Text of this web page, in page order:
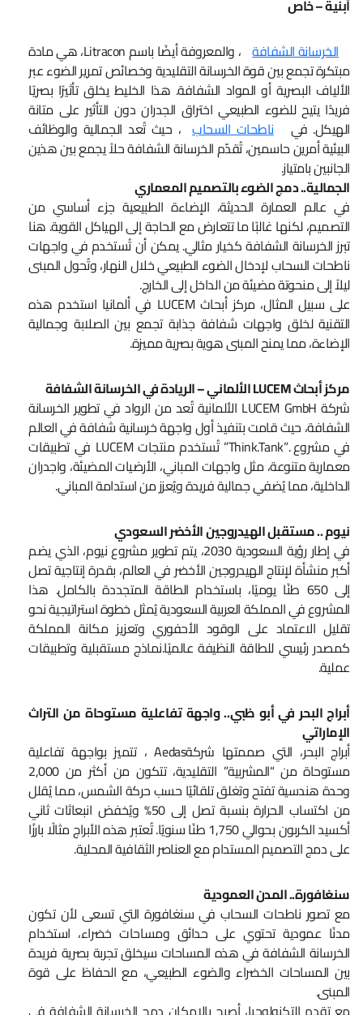
أبنية – خاص
الخرسانة الشفافة
، والمعروفة أيضًا باسم Litracon، هي مادة
مبتكرة تجمع بين قوة الخرسانة التقليدية وخصائص تمرير الضوء عبر
الألياف البصرية أو المواد الشفافة. هذا الخليط يخلق تأثيرًا بصريًا
فريدًا يتيح للضوء الطبيعي اختراق الجدران دون التأثير على متانة
الهيكل. في
ناطحات السحاب ، حيث تُعد الجمالية والوظائف
البيئية أمرين حاسمين، تُقدّم الخرسانة الشفافة حلاً يجمع بين هذين
الجانبين بامتياز.
الجمالية.. دمج الضوء بالتصميم المعماري
في عالم العمارة الحديثة، الإضاءة الطبيعية جزء أساسي من
التصميم، لكنها غالبًا ما تتعارض مع الحاجة إلى الهياكل القوية. هنا
تبرز الخرسانة الشفافة كخيار مثالي. يمكن أن تُستخدم في واجهات
ناطحات السحاب لإدخال الضوء الطبيعي خلال النهار، وتُحول المبنى
ليلاً إلى منحوتة مضيئة من الداخل إلى الخارج.
على سبيل المثال، مركز أبحاث LUCEM في ألمانيا استخدم هذه
التقنية لخلق واجهات شفافة جذابة تجمع بين الصلابة وجمالية
الإضاءة، مما يمنح المبنى هوية بصرية مميزة.
مركز أبحاث LUCEM الألماني – الريادة في الخرسانة الشفافة
شركة LUCEM GmbH الألمانية تُعد من الرواد في تطوير الخرسانة
الشفافة، حيث قامت بتنفيذ أول واجهة خرسانية شفافة في العالم
في مشروع .”Think.Tank” تُستخدم منتجات LUCEM في تطبيقات
معمارية متنوعة، مثل واجهات المباني، الأرضيات المضيئة، واجدران
الداخلية، مما يُضفي جمالية فريدة ويُعزز من استدامة المباني.
نيوم .. مستقبل الهيدروجين الأخضر السعودي
في إطار رؤية السعودية 2030، يتم تطوير مشروع نيوم، الذي يضم
أكبر منشأة لإنتاج الهيدروجين الأخضر في العالم، بقدرة إنتاجية تصل
إلى 650 طنًا يوميًا، باستخدام الطاقة المتجددة بالكامل. هذا
المشروع في المملكة العربية السعودية يُمثل خطوة استراتيجية نحو
تقليل الاعتماد على الوقود الأحفوري وتعزيز مكانة المملكة
كمصدر رئيسي للطاقة النظيفة عالميًا.نماذج مستقبلية وتطبيقات
عملية.
أبراج البحر في أبو ظبي.. واجهة تفاعلية مستوحاة من التراث
الإماراتي
أبراج البحر، التي صممتها شركةAedas ، تتميز بواجهة تفاعلية
مستوحاة من “المشربية” التقليدية، تتكون من أكثر من 2,000
وحدة هندسية تفتح وتغلق تلقائيًا حسب حركة الشمس، مما يُقلل
من اكتساب الحرارة بنسبة تصل إلى 50% ويُخفض انبعاثات ثاني
أكسيد الكربون بحوالي 1,750 طنًا سنويًا. تُعتبر هذه الأبراج مثالًا بارزًا
على دمج التصميم المستدام مع العناصر الثقافية المحلية.
سنغافورة.. المدن العمودية
مع تصور ناطحات السحاب في سنغافورة التي تسعى لأن تكون
مدنًا عمودية تحتوي على حدائق ومساحات خضراء، استخدام
الخرسانة الشفافة في هذه المساحات سيخلق تجربة بصرية فريدة
بين المساحات الخضراء والضوء الطبيعي، مع الحفاظ على قوة
المبنى.